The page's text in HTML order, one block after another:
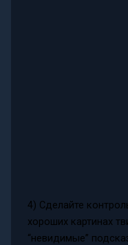
4) Сделайте
хороших картинах
“невидимые”